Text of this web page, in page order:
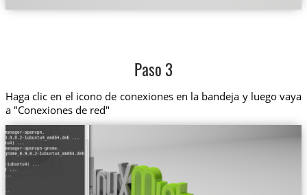
Paso 3
Haga clic en el icono de conexiones en la bandeja y luego vaya
a "Conexiones de red"